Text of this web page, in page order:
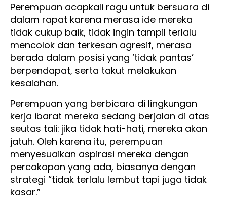
Perempuan acapkali ragu untuk bersuara di
dalam rapat karena merasa ide mereka
tidak cukup baik, tidak ingin tampil terlalu
mencolok dan terkesan agresif, merasa
berada dalam posisi yang ‘tidak pantas’
berpendapat, serta takut melakukan
kesalahan.
Perempuan yang berbicara di lingkungan
kerja ibarat mereka sedang berjalan di atas
seutas tali: jika tidak hati-hati, mereka akan
jatuh. Oleh karena itu, perempuan
menyesuaikan aspirasi mereka dengan
percakapan yang ada, biasanya dengan
strategi “tidak terlalu lembut tapi juga tidak
kasar.”